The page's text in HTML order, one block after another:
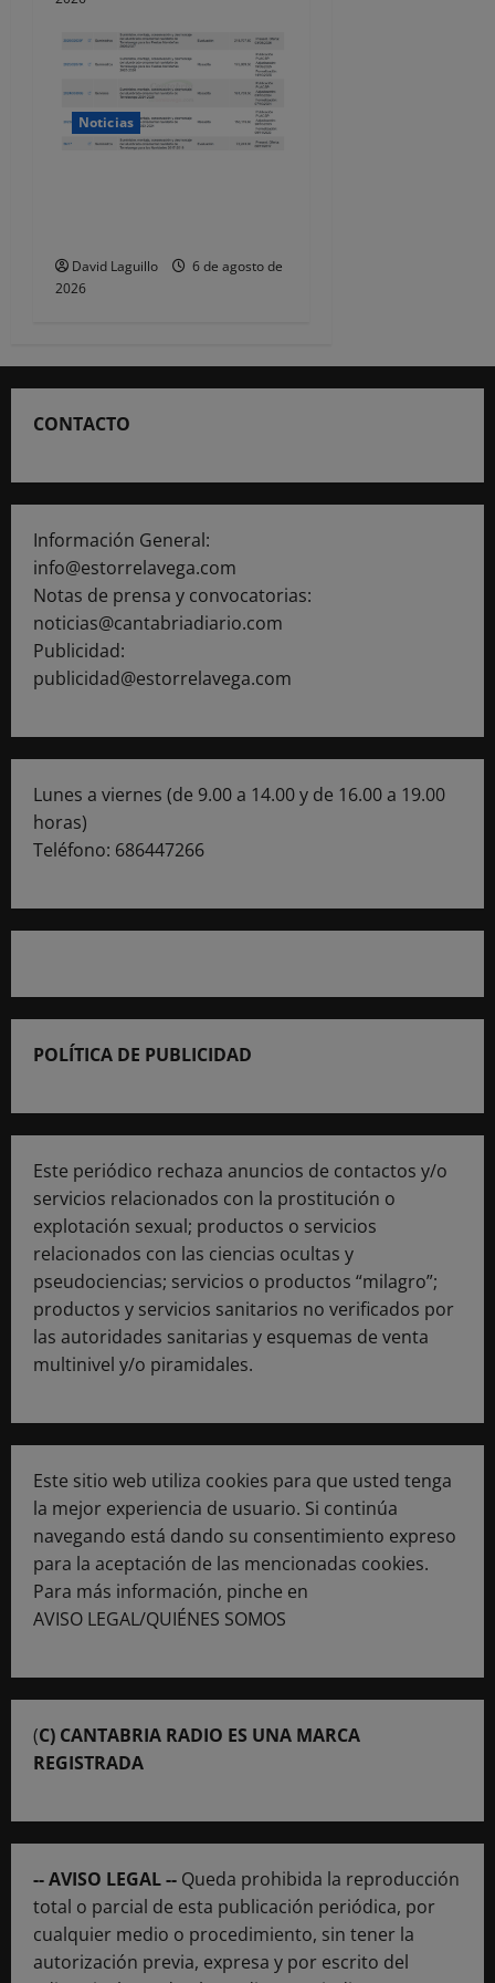
Noticias
David Laguillo
6 de agosto de
2026
CONTACTO
Información General:
info@estorrelavega.com
Notas de prensa y convocatorias:
noticias@cantabriadiario.com
Publicidad:
publicidad@estorrelavega.com
Lunes a viernes (de 9.00 a 14.00 y de 16.00 a 19.00
horas)
Teléfono: 686447266
POLÍTICA DE PUBLICIDAD
Este periódico rechaza anuncios de contactos y/o
servicios relacionados con la prostitución o
explotación sexual; productos o servicios
relacionados con las ciencias ocultas y
pseudociencias; servicios o productos “milagro”;
productos y servicios sanitarios no verificados por
las autoridades sanitarias y esquemas de venta
multinivel y/o piramidales.
Este sitio web utiliza cookies para que usted tenga
la mejor experiencia de usuario. Si continúa
navegando está dando su consentimiento expreso
para la aceptación de las mencionadas cookies.
Para más información, pinche en
AVISO LEGAL/QUIÉNES SOMOS
(C) CANTABRIA RADIO ES UNA MARCA
REGISTRADA
-- AVISO LEGAL -- Queda prohibida la reproducción
total o parcial de esta publicación periódica, por
cualquier medio o procedimiento, sin tener la
autorización previa, expresa y por escrito del